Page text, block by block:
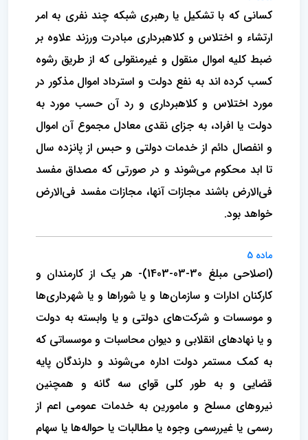
کسانی که با تشکیل یا رهبری شبکه چند نفری به امر
ارتشاء و اختلاس و کلاهبرداری مبادرت ورزند علاوه بر
ضبط کلیه اموال منقول و غیرمنقولی که از طریق رشوه
کسب کرده اند به نفع دولت و استرداد اموال مذکور در
مورد اختلاس و کلاهبرداری و رد آن حسب مورد به
دولت یا افراد، به جزای نقدی معادل مجموع آن اموال
و انفصال دائم از خدمات دولتی و حبس از پانزده سال
تا ابد محکوم می‌شوند و در صورتی که مصداق مفسد
فی‌الارض باشند مجازات آنها، مجازات مفسد فی‌الارض
خواهد بود.
ماده 5
(اصلاحی مبلغ 30-03-1403)- هر یک از کارمندان و
کارکنان ادارات و سازمان‌ها و یا شوراها و یا شهرداری‌ها
و موسسات و شرکت‌های دولتی و یا وابسته به دولت
و یا نهادهای انقلابی ‌و دیوان محاسبات و موسساتی که
به کمک مستمر دولت اداره می‌شوند و دارندگان پایه
قضایی و به طور کلی قوای سه گانه و همچنین
نیروهای مسلح‌ و مامورین به خدمات عمومی اعم از
رسمی یا غیررسمی وجوه یا مطالبات یا حواله‌ها یا سهام